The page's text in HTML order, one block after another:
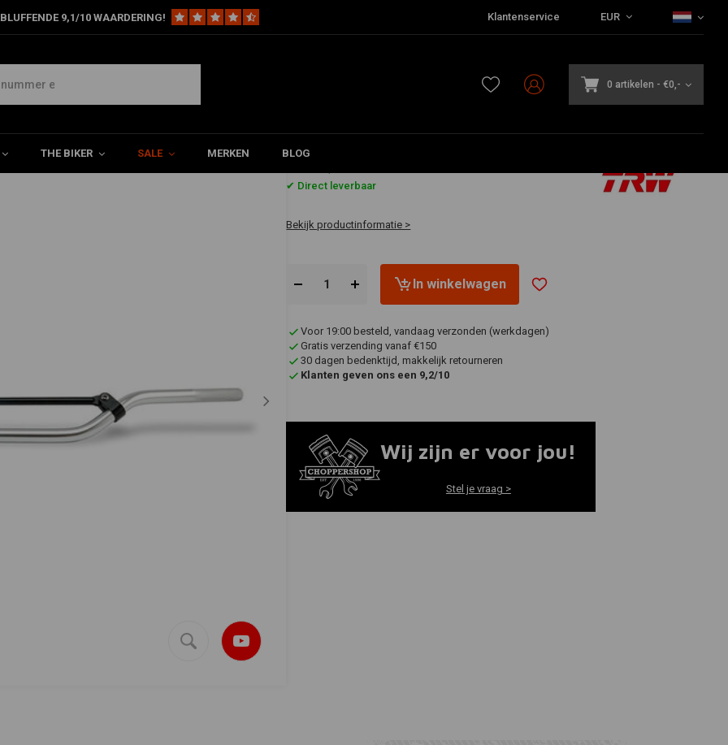
9,1/10 WAARDERING! Klantenservice EUR
0 artikelen - €0,-
THE BIKER SALE MERKEN BLOG
€62,80
✔ Direct leverbaar
Bekijk productinformatie >
In winkelwagen
Voor 19:00 besteld, vandaag verzonden (werkdagen)
Gratis verzending vanaf €150
30 dagen bedenktijd, makkelijk retourneren
Klanten geven ons een 9,2/10
Wij zijn er voor jou!
Stel je vraag >